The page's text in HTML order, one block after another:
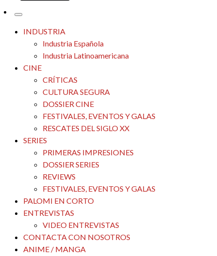
El Palomitrón
Tu espacio de la industria de cine española y latinoamericana
INDUSTRIA
Industria Española
Industria Latinoamericana
CINE
CRÍTICAS
CULTURA SEGURA
DOSSIER CINE
FESTIVALES, EVENTOS Y GALAS
RESCATES DEL SIGLO XX
SERIES
PRIMERAS IMPRESIONES
DOSSIER SERIES
REVIEWS
FESTIVALES, EVENTOS Y GALAS
PALOMI EN CORTO
ENTREVISTAS
VIDEO ENTREVISTAS
CONTACTA CON NOSOTROS
ANIME / MANGA